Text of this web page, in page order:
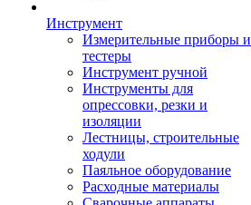
Инструмент
Измерительные приборы и
тестеры
Инструмент ручной
Инструменты для
опрессовки, резки и
изоляции
Лестницы, строительные
ходули
Паяльное оборудование
Расходные материалы